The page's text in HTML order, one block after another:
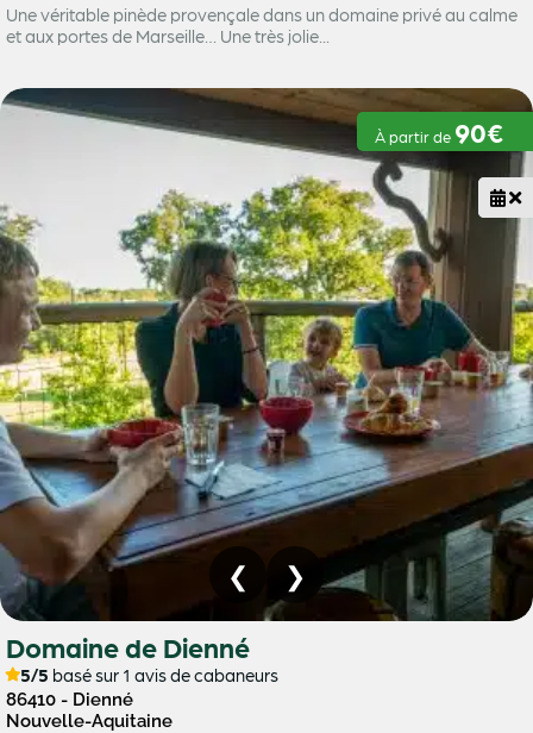
Une véritable pinède provençale dans un domaine privé au calme
et aux portes de Marseille… Une très jolie...
À partir de 90€
Domaine de Dienné
5/5 basé sur 1 avis de cabaneurs
86410 - Dienné
Nouvelle-Aquitaine